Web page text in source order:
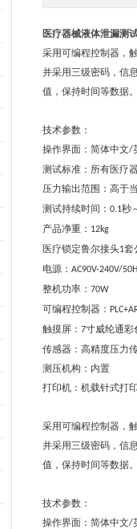
医疗器械液体泄漏测
采用可编程控制器，
并采用三级密码，信
值，保持时间等数据
技术参数：
操作界面：简体中文/
测试标准：所有医疗
压力输出范围：高于
测试持续时间： 0.1秒
产品净重： 12kg
医疗锁定鲁尔接头1套
电源： AC90V-240V/
整机功率： 70W
可编程控制器：
触摸屏： 7寸威纶通彩
传感器：高精度压力
测压机构：内置
打印机：机载针式打
采用可编程控制器，
并采用三级密码，信
值，保持时间等数据
技术参数：
操作界面：简体中文/